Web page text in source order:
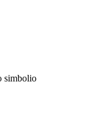
simbolio